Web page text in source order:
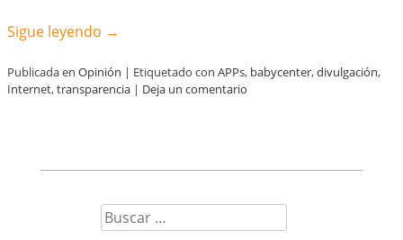
Sigue leyendo →
Publicada en Opinión | Etiquetado con APPs, babycenter,divulgación,
Internet,transparencia | Deja un comentario
Buscar